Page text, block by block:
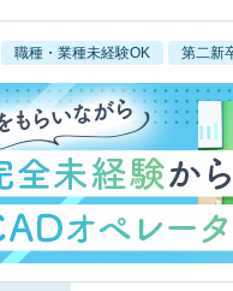
職種・業種未経験OK 第二新